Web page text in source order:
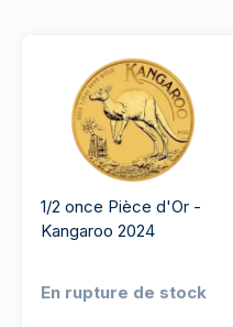
1/2 once Pièce d'Or -
Kangaroo 2024
En rupture de stock